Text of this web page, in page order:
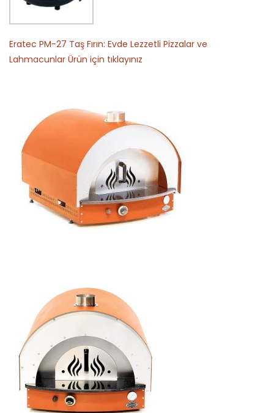
Eratec PM-27 Taş Fırın: Evde Lezzetli Pizzalar ve
Lahmacunlar Ürün için tıklayınız